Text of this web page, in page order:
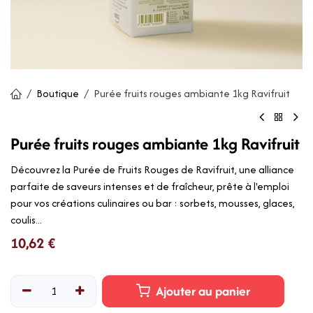
Boutique Purée fruits rouges ambiante 1kg Ravifruit
Purée fruits rouges ambiante 1kg Ravifruit
Découvrez la Purée de Fruits Rouges de Ravifruit, une alliance
parfaite de saveurs intenses et de fraîcheur, prête à l'emploi
pour vos créations culinaires ou bar : sorbets, mousses, glaces,
coulis...
10,62 €
Ajouter au panier